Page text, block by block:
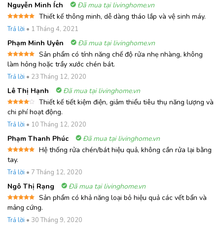
Nguyễn Minh Ích Đã mua tại livinghome.vn
hạng5 5
Thiết kế thông minh, dễ dàng tháo lắp và vệ sinh máy.
Trả lời • 1 Tháng 4, 2021
Phạm Minh Uyên Đã mua tại livinghome.vn
Được xếp
hạng 55
sao
Sản phẩm có tính năng chế độ rửa nhẹ nhàng, không
làm hỏng hoặc trầy xước chén bát.
Trả lời • 23 Tháng 12, 2020
Lê Thị Hạnh Đã mua tại livinghome.vn
Được
xếp
hạng 4
5 sao
Thiết kế tiết kiệm điện, giảm thiểu tiêu thụ năng lượng và
chi phí hoạt động.
Trả lời • 10 Tháng 12, 2020
Phạm Thanh Phúc Đã mua tại livinghome.vn
Được xếp
hạng
sao
Hệ thống rửa chén/bát hiệu quả, không cần rửa lại bằng
tay.
Trả lời • 7 Tháng 12, 2020
Ngô Thị Rạng Đã mua tại livinghome.vn
Được xếp
hạng5 5
sao
Sản phẩm có khả năng loại bỏ hiệu quả các vết bẩn và
mảng cứng.
Trả lời • 30 Tháng 9, 2020